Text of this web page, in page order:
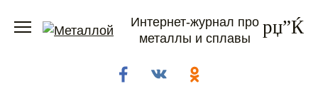
Интернет-журнал про
металлы и сплавы